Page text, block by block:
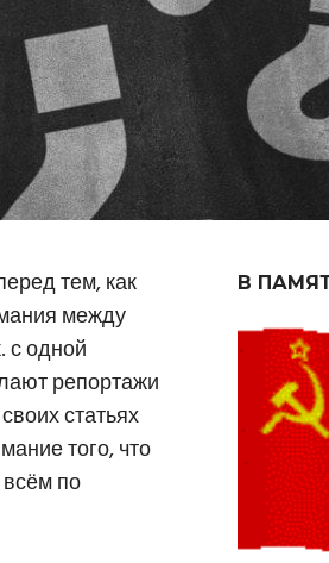
тем, как
между
с одной
репортажи
статьях
того, что
по
В